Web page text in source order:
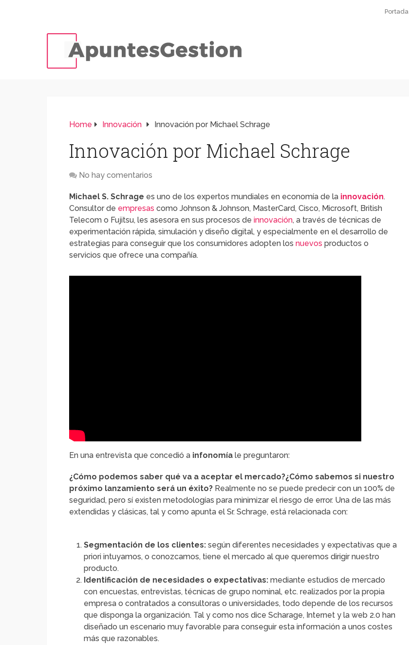
Portada
Home Innovación Innovación por Michael Schrage
Innovación por Michael Schrage
No hay comentarios
Michael S. Schrage es uno de los expertos mundiales en economía de la innovación.
Consultor de empresas como Johnson & Johnson, MasterCard, Cisco, Microsoft, British
Telecom o Fujitsu, les asesora en sus procesos de innovación, a través de técnicas de
experimentación rápida, simulación y diseño digital, y especialmente en el desarrollo de
estrategias para conseguir que los consumidores adopten los nuevos productos o
servicios que ofrece una compañía.
En una entrevista que concedió a infonomía le preguntaron:
¿Cómo podemos saber qué va a aceptar el mercado?¿Cómo sabemos si nuestro
próximo lanzamiento será un éxito? Realmente no se puede predecir con un 100% de
seguridad, pero sí existen metodologías para minimizar el riesgo de error. Una de las más
extendidas y clásicas, tal y como apunta el Sr. Schrage, está relacionada con:
Segmentación de los clientes: según diferentes necesidades y expectativas que a
priori intuyamos, o conozcamos, tiene el mercado al que queremos dirigir nuestro
producto.
Identificación de necesidades o expectativas: mediante estudios de mercado
con encuestas, entrevistas, técnicas de grupo nominal, etc. realizados por la propia
empresa o contratados a consultoras o universidades, todo depende de los recursos
que disponga la organización. Tal y como nos dice Scharage, Internet y la web 2.0 han
diseñado un escenario muy favorable para conseguir esta información a unos costes
más que razonables.